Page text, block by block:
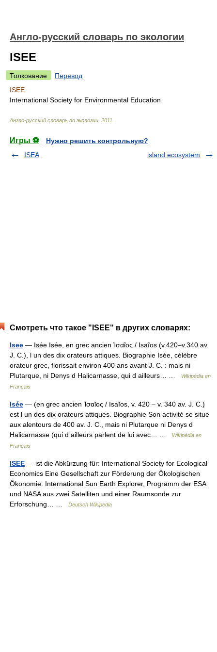
Англо-русский словарь по экологии
ISEE
Толкование
Перевод
ISEE
International Society for Environmental Education
Англо-русский словарь по экологии 2011
Игры ⚽
Нужно решить контрольную?
ISEA
island ecosystem
Смотреть что такое "ISEE" в других словарях:
Isee — Isée Isée, en grec ancien Ἰσαῖος / Isaĩos (v.420–v.340 av.
J. C.), l un des dix orateurs attiques. Biographie Isée, célèbre
orateur grec, florissait environ 400 ans avant J. C. : mais ni
Plutarque, ni Denys d Halicarnasse, qui d ailleurs… …
Wikipédia en
Français
Isée — (en grec ancien Ἰσαῖος / Isaĩos, v. 420 – v. 340 av. J. C.)
est l un des dix orateurs attiques. Biographie Son activité se situe
aux alentours de 400 av. J. C., mais ni Plutarque ni Denys d
Halicarnasse (qui d ailleurs parlent de lui avec… …
Wikipédia en
Français
ISEE — ist die Abkürzung für: International Society for Ecological
Economics Eine Gesellschaft zur Förderung der Ökologischen
Ökonomie. International Sun Earth Explorer, Programm der ESA
und NASA aus zwei Satelliten und einer Raumsonde zur
Erforschung… …
Deutsch Wikipedia